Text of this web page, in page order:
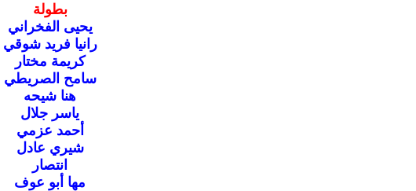
بطولة
يحيى الفخراني
رانيا فريد شوقي
كريمة مختار
سامح الصريطي
هنا شيحه
ياسر جلال
أحمد عزمي
شيري عادل
انتصار
مها أبو عوف